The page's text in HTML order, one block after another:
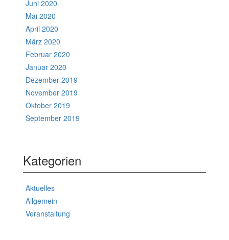
Juni 2020
Mai 2020
April 2020
März 2020
Februar 2020
Januar 2020
Dezember 2019
November 2019
Oktober 2019
September 2019
Kategorien
Aktuelles
Allgemein
Veranstaltung